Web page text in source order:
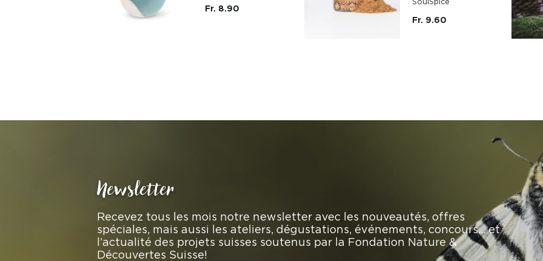
Fr. 8.90
Fr. 9.60
Newsletter
Recevez tous les mois notre newsletter avec les nouveautés, offres
spéciales, mais aussi les ateliers, dégustations, événements, concours… et
l’actualité des projets suisses soutenus par la Fondation Nature &
Découvertes Suisse!